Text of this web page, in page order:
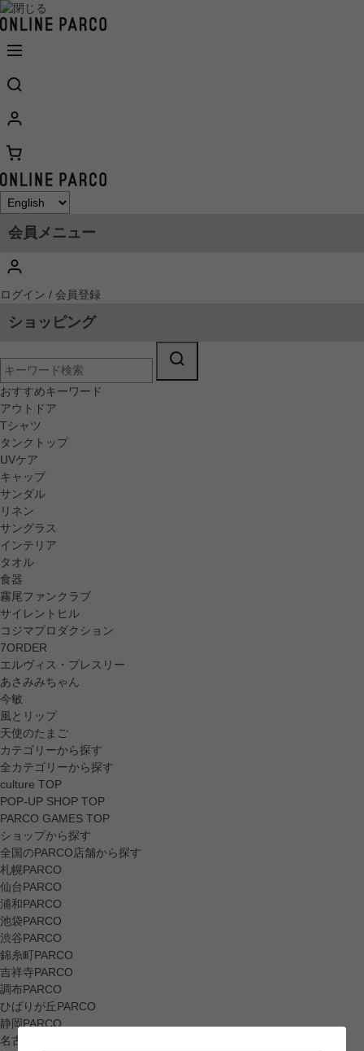
会員メニュー
ログイン / 会員登録
ショッピング
おすすめキーワード
アウトドア
Tシャツ
タンクトップ
UVケア
キャップ
サンダル
リネン
サングラス
インテリア
タオル
食器
霧尾ファンクラブ
サイレントヒル
コジマプロダクション
7ORDER
エルヴィス・プレスリー
あさみみちゃん
今敏
風とリップ
天使のたまご
カテゴリーから探す
全カテゴリーから探す
culture TOP
POP-UP SHOP TOP
PARCO GAMES TOP
ショップから探す
全国のPARCO店舗から探す
札幌PARCO
仙台PARCO
浦和PARCO
池袋PARCO
渋谷PARCO
錦糸町PARCO
吉祥寺PARCO
調布PARCO
ひばりが丘PARCO
静岡PARCO
名古屋PARCO